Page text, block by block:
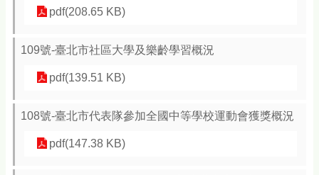
pdf(208.65 KB)
109號-臺北市社區大學及樂齡學習概況
pdf(139.51 KB)
108號-臺北市代表隊參加全國中等學校運動會獲獎概況
pdf(147.38 KB)